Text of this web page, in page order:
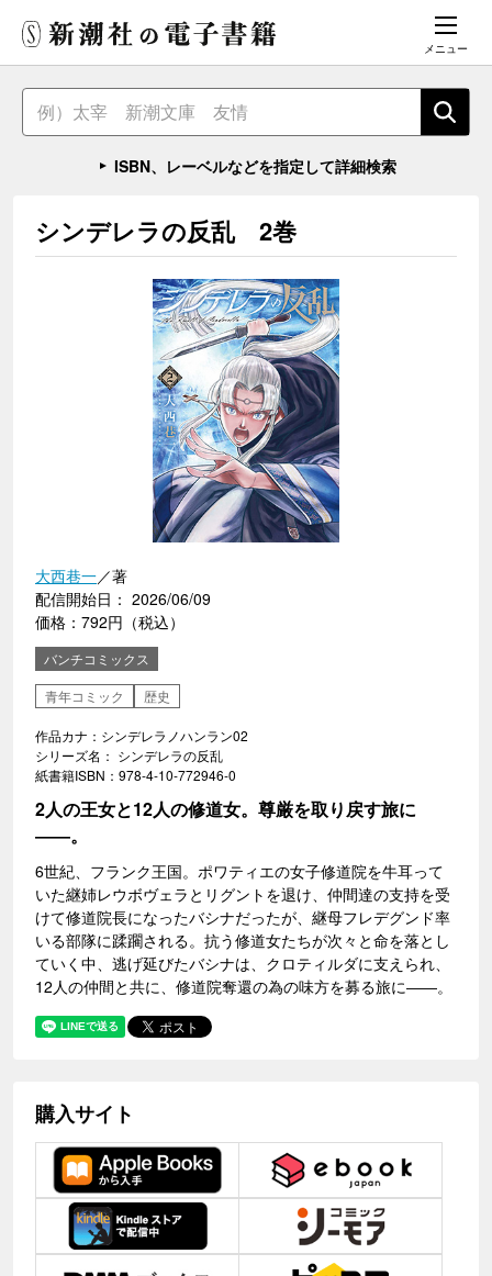
メニュー
ISBN、レーベルなどを指定して詳細検索
シンデレラの反乱 2巻
大西巷一／著
配信開始日： 2026/06/09
価格：792円（税込）
バンチコミックス
青年コミック
歴史
作品カナ：シンデレラノハンラン02
シリーズ名： シンデレラの反乱
紙書籍ISBN：978-4-10-772946-0
2人の王女と12人の修道女。尊厳を取り戻す旅に
――。
6世紀、フランク王国。ポワティエの女子修道院を牛耳って
いた継姉レウボヴェラとリグントを退け、仲間達の支持を受
けて修道院長になったバシナだったが、継母フレデグンド率
いる部隊に蹂躙される。抗う修道女たちが次々と命を落とし
ていく中、逃げ延びたバシナは、クロティルダに支えられ、
12人の仲間と共に、修道院奪還の為の味方を募る旅に――。
購入サイト